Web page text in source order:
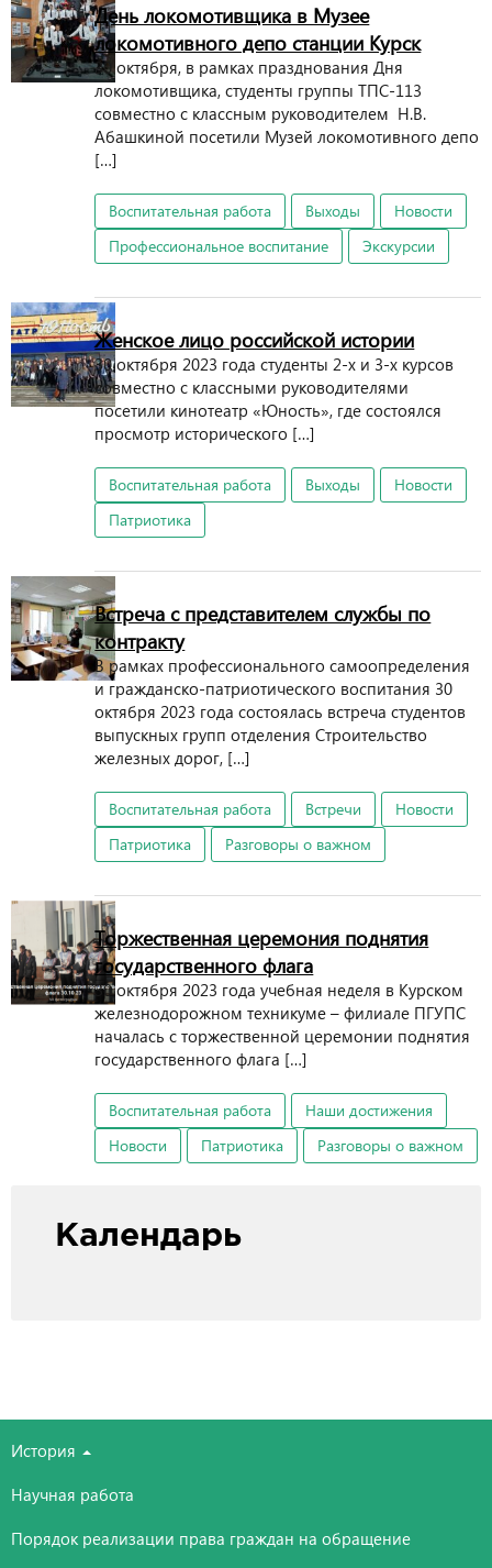
День локомотивщика в Музее
локомотивного депо станции Курск
30 октября, в рамках празднования Дня
локомотивщика, студенты группы ТПС-113
совместно с классным руководителем Н.В.
Абашкиной посетили Музей локомотивного депо
[…]
Воспитательная работа Выходы
Новости
Профессиональное воспитание
Экскурсии
Женское лицо российской истории
30 октября 2023 года студенты 2-х и 3-х курсов
совместно с классными руководителями
посетили кинотеатр «Юность», где состоялся
просмотр исторического […]
Воспитательная работа Выходы
Новости
Патриотика
Встреча с представителем службы по
контракту
В рамках профессионального самоопределения
и гражданско-патриотического воспитания 30
октября 2023 года состоялась встреча студентов
выпускных групп отделения Строительство
железных дорог, […]
Воспитательная работа Встречи
Новости
Патриотика
Разговоры о важном
Торжественная церемония поднятия
государственного флага
30 октября 2023 года учебная неделя в Курском
железнодорожном техникуме – филиале ПГУПС
началась с торжественной церемонии поднятия
государственного флага […]
Воспитательная работа
Наши достижения
Новости
Патриотика Разговоры о важном
Календарь
История
Научная работа
Порядок реализации права граждан на обращение